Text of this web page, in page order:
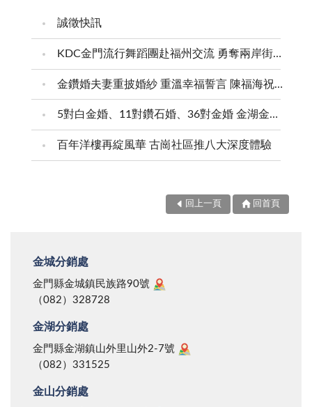
誠徵快訊
KDC金門流行舞蹈團赴福州交流 勇奪兩岸街舞賽三等獎
金鑽婚夫妻重披婚紗 重溫幸福誓言 陳福海祝福牽手半世紀 情深相守成典範
5對白金婚、11對鑽石婚、36對金婚 金湖金沙夫妻共享榮耀時刻 陳福海表揚金鑽婚夫妻 向半世紀相守家庭典範致敬
百年洋樓再綻風華 古崗社區推八大深度體驗
回上一頁 回首頁
金城分銷處
金門縣金城鎮民族路90號
（082）328728
金湖分銷處
金門縣金湖鎮山外里山外2-7號
（082）331525
金山分銷處